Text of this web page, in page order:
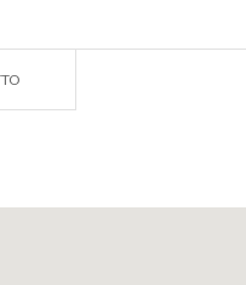
turismo-scolastico